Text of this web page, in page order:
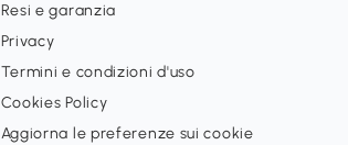
Resi e garanzia
Privacy
Termini e condizioni d'uso
Cookies Policy
Aggiorna le preferenze sui cookie